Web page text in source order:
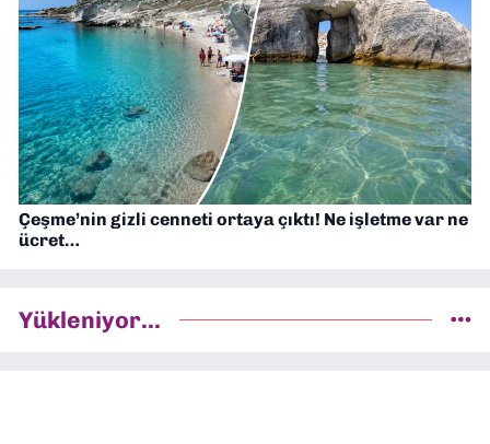
Çeşme’nin gizli cenneti ortaya çıktı! Ne işletme var ne
ücret…
Yükleniyor...